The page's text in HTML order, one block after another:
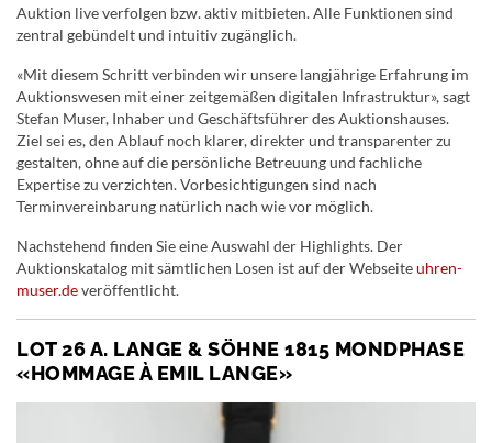
Auktion live verfolgen bzw. aktiv mitbieten. Alle Funktionen sind
zentral gebündelt und intuitiv zugänglich.
«Mit diesem Schritt verbinden wir unsere langjährige Erfahrung im
Auktionswesen mit einer zeitgemäßen digitalen Infrastruktur», sagt
Stefan Muser, Inhaber und Geschäftsführer des Auktionshauses.
Ziel sei es, den Ablauf noch klarer, direkter und transparenter zu
gestalten, ohne auf die persönliche Betreuung und fachliche
Expertise zu verzichten. Vorbesichtigungen sind nach
Terminvereinbarung natürlich nach wie vor möglich.
Nachstehend finden Sie eine Auswahl der Highlights. Der
Auktionskatalog mit sämtlichen Losen ist auf der Webseiteuhren-
muser.deveröffentlicht.
LOT 26 A. LANGE & SÖHNE 1815 MONDPHASE
«HOMMAGE À EMIL LANGE»